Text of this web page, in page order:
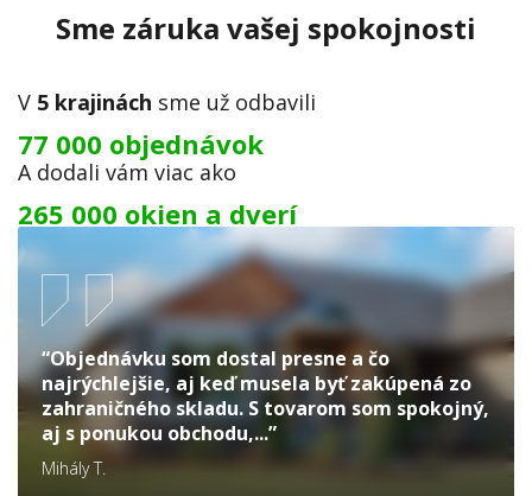
Sme záruka vašej spokojnosti
V 5 krajinách sme už odbavili
77 000 objednávok
A dodali vám viac ako
265 000 okien a dverí
“Objednávku som dostal presne a čo
najrýchlejšie, aj keď musela byť zakúpená zo
zahraničného skladu. S tovarom som spokojný,
aj s ponukou obchodu,...”
Mihály T.